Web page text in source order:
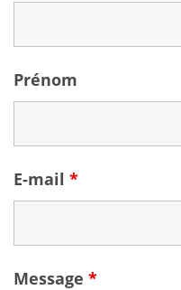
Prénom
E-mail *
Message *